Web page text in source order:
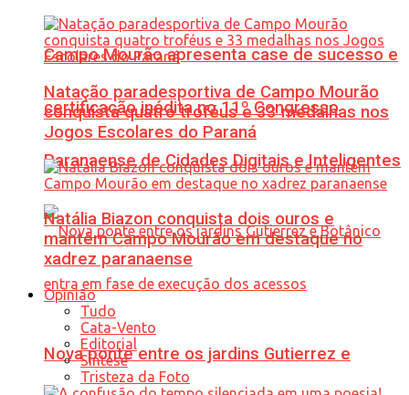
Campo Mourão apresenta case de sucesso e
certificação inédita no 11º Congresso
Paranaense de Cidades Digitais e Inteligentes
Nova ponte entre os jardins Gutierrez e
Natação paradesportiva de Campo Mourão
conquista quatro troféus e 33 medalhas nos
Jogos Escolares do Paraná
Natália Biazon conquista dois ouros e
mantém Campo Mourão em destaque no
xadrez paranaense
Opinião
Tudo
Cata-Vento
Editorial
Síntese
Tristeza da Foto